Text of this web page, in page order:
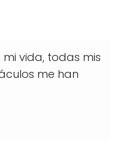
vida, todas mis
me han